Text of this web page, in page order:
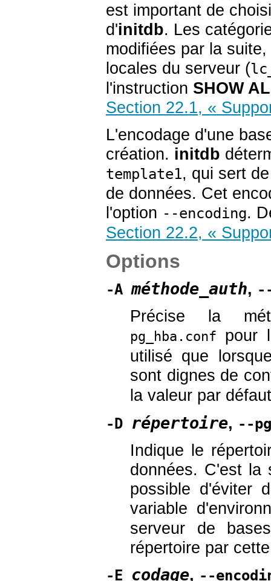
est important de
d'initdb. Les
modifiées par la
locales du serveur (
l'instruction SHOW
Section 22.1, «
L'encodage d'une
création. initdb
template1, qui sert
de données. Cet
l'option --encoding.
Section 22.2, «
Options
-Améthode_auth,
Précise la
pg_hba.conf
pour
utilisé que
sont dignes de
la valeur par
-D répertoire, --
Indique le
données. C'est la
possible d'éviter
variable
serveur de
répertoire par
-E codage, --